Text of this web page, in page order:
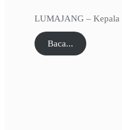
LUMAJANG – Kepala
Baca...